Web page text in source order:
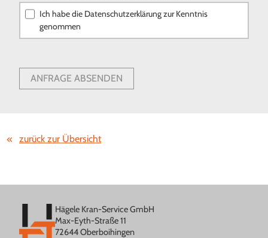
Ich habe die Datenschutzerklärung zur Kenntnis
genommen
ANFRAGE ABSENDEN
zurück zur Übersicht
Hägele Kran-Service GmbH
Max-Eyth-Straße 11
72644 Oberboihingen